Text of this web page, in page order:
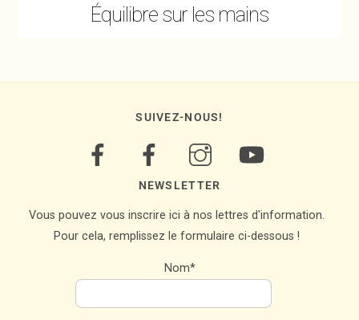
Équilibre sur les mains
SUIVEZ-NOUS!
NEWSLETTER
Vous pouvez vous inscrire ici à nos lettres d'information.
Pour cela, remplissez le formulaire ci-dessous !
Nom*